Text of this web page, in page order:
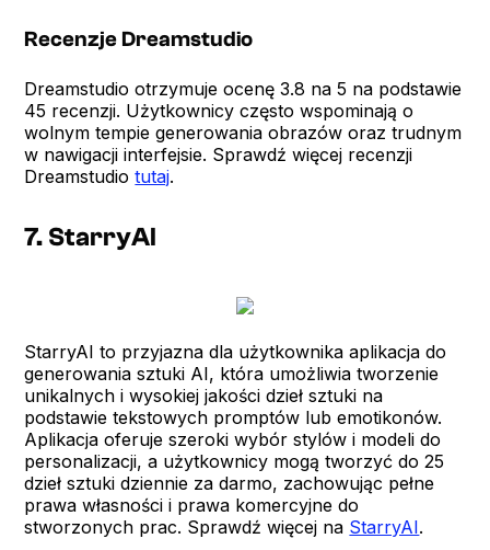
Recenzje Dreamstudio
Dreamstudio otrzymuje ocenę 3.8 na 5 na podstawie
45 recenzji. Użytkownicy często wspominają o
wolnym tempie generowania obrazów oraz trudnym
w nawigacji interfejsie. Sprawdź więcej recenzji
Dreamstudiotutaj.
7. StarryAI
StarryAI to przyjazna dla użytkownika aplikacja do
generowania sztuki AI, która umożliwia tworzenie
unikalnych i wysokiej jakości dzieł sztuki na
podstawie tekstowych promptów lub emotikonów.
Aplikacja oferuje szeroki wybór stylów i modeli do
personalizacji, a użytkownicy mogą tworzyć do 25
dzieł sztuki dziennie za darmo, zachowując pełne
prawa własności i prawa komercyjne do
stworzonych prac. Sprawdź więcej na StarryAI.